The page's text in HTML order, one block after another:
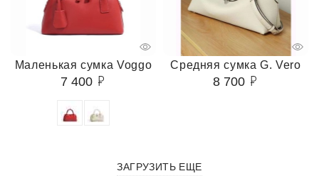
Маленькая сумка Voggo
7 400
Средняя сумка G. Vero
8 700
ЗАГРУЗИТЬ ЕЩЕ